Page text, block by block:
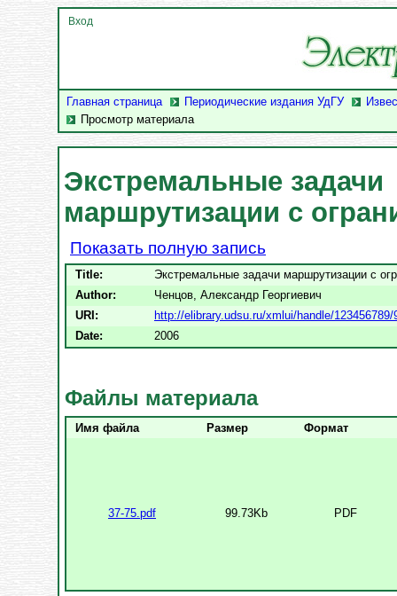
Главная страница Периодические издания УдГУ
Просмотр материала
Вход
Экстремальные задачи
маршрутизации с
Показать полную запись
Title:
Экстремальные задачи маршрутизации с
Author:
Ченцов, Александр Георгиевич
URI:
http://elibrary.udsu.ru/xmlui/handle/123456789/
Date:
2006
Файлы материала
Имя файла Размер Формат
37-75.pdf 99.73Kb PDF